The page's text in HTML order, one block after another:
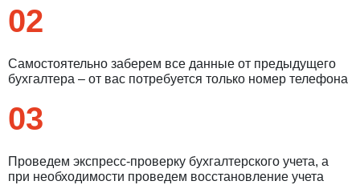
02
Самостоятельно заберем все данные от предыдущего
бухгалтера – от вас потребуется только номер телефона
03
Проведем экспресс-проверку бухгалтерского учета, а
при необходимости проведем восстановление учета